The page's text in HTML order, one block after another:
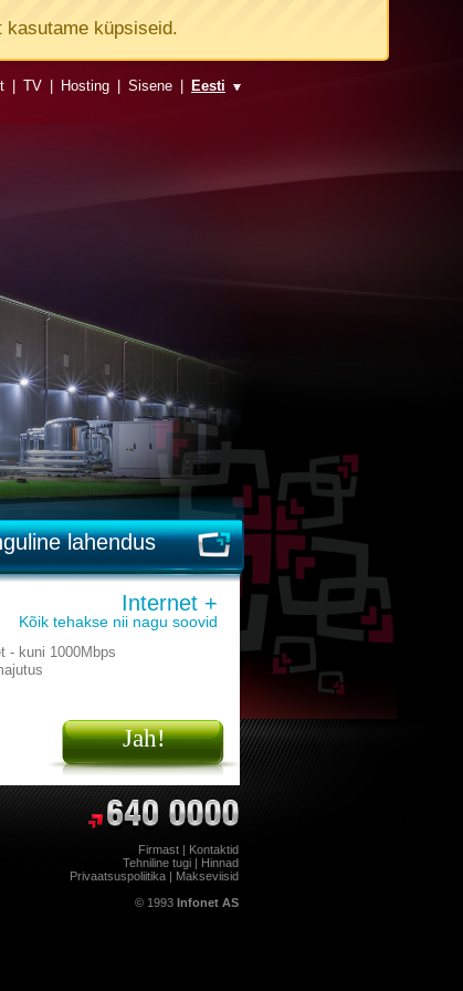
TV Hosting Sisene Eesti
lahendus
Internet +
Kõik tehakse nii nagu soovid
- kuni 1000Mbps
Jah!
Firmast | Kontaktid
Tehniline tugi | Hinnad
Privaatsuspoliitika | Makseviisid
© 1993 Infonet AS
kasutame küpsiseid.